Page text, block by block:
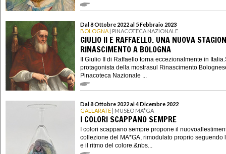
Dal 8 Ottobre 2022 al 5 Febbraio 2023
BOLOGNA | PINACOTECA NAZIONALE
GIULIO II E RAFFAELLO. UNA NUOVA
RINASCIMENTO A BOLOGNA
Il Giulio II di Raffaello torna eccezionalmente in
protagonista della mostrasul Rinascimento
Pinacoteca Nazionale ...
Dal 8 Ottobre 2022 al 4 Dicembre 2022
GALLARATE | MUSEO MA*GA
I COLORI SCAPPANO SEMPRE
I colori scappano sempre propone il
collezione del MA*GA, rimodulato proprio seguendo
e il ritmo del colore.&nbs...